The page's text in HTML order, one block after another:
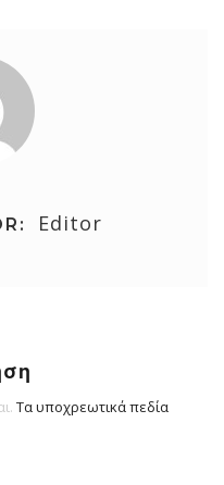
Editor
Τα υποχρεωτικά πεδία